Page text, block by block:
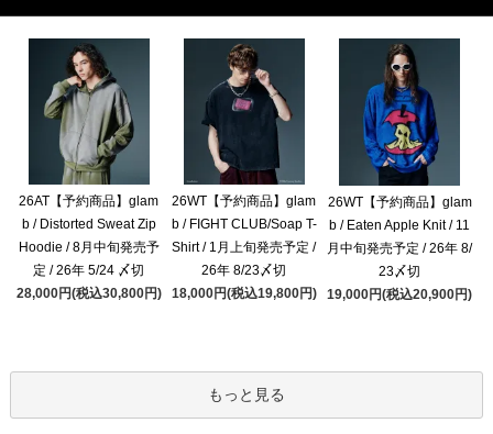
26AT【予約商品】glam
b / Distorted Sweat Zip
Hoodie / 8月中旬発売予
定 / 26年 5/24 〆切
28,000円(税込30,800円)
26WT【予約商品】glam
b / FIGHT CLUB/Soap T-
Shirt / 1月上旬発売予定 /
26年 8/23〆切
18,000円(税込19,800円)
26WT【予約商品】glam
b / Eaten Apple Knit / 11
月中旬発売予定 / 26年 8/
23〆切
19,000円(税込20,900円)
もっと見る